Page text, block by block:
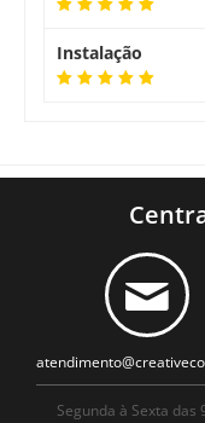
Instalação
Segunda à Sexta das